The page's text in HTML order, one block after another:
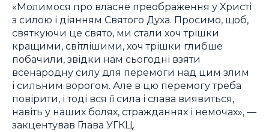
«Молимося про власне преображення у Христі
з силою і діянням Святого Духа. Просимо, щоб,
святкуючи це свято, ми стали хоч трішки
кращими, світлішими, хоч трішки глибше
побачили, звідки нам сьогодні взяти
всенародну силу для перемоги над цим злим
і сильним ворогом. Але в цю перемогу треба
повірити, і тоді вся її сила і слава виявиться,
навіть у наших болях, стражданнях і немочах», —
закцентував Глава УГКЦ.